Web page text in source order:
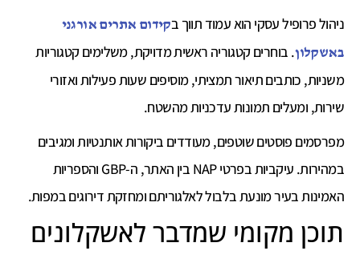
ניהול פרופיל עסקי הוא עמוד תווך בקידום אתרים אורגני
באשקלון. בוחרים קטגוריה ראשית מדויקת, משלימים קטגוריות
משניות, כותבים תיאור תמציתי, מוסיפים שעות פעילות ואזורי
שירות, ומעלים תמונות עדכניות מהשטח.
מפרסמים פוסטים שוטפים, מעודדים ביקורות אותנטיות ומגיבים
במהירות. עיקביות בפרטי NAP בין האתר, ה-GBP והספריות
האמינות בעיר מונעת בלבול לאלגוריתם ומחזקת דירוגים במפות.
תוכן מקומי שמדבר לאשקלונים